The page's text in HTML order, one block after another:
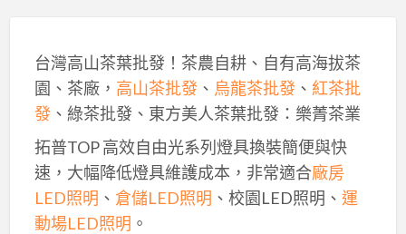
台灣高山茶葉批發！茶農自耕、自有高海拔茶
園、茶廠， 高山茶批發、 烏龍茶批發、 紅茶批
發、綠茶批發、東方美人茶葉批發：樂菁茶業
拓普TOP 高效自由光系列燈具換裝簡便與快
速，大幅降低燈具維護成本，非常適合廠房
LED照明 、 倉儲LED照明 、校園LED照明、 運
動場LED照明 。